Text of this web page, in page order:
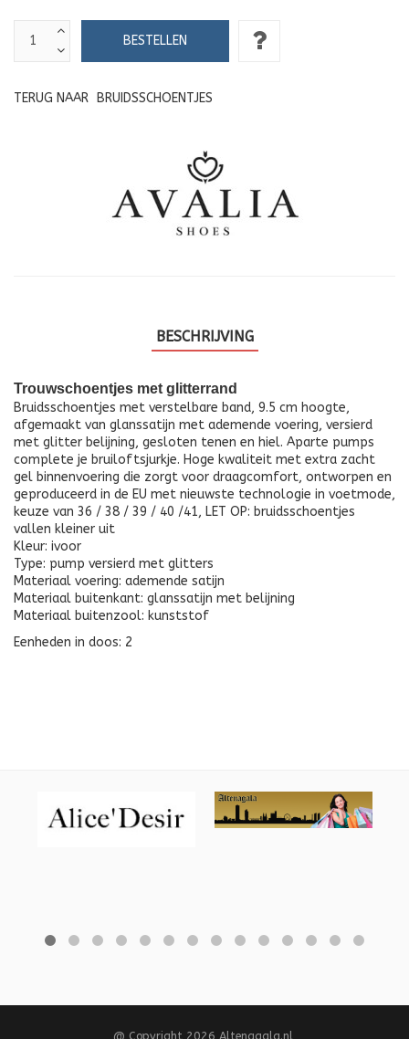
TERUG NAAR BRUIDSSCHOENTJES
BESCHRIJVING
Trouwschoentjes met glitterrand
Bruidsschoentjes met verstelbare band, 9.5 cm hoogte,
afgemaakt van glanssatijn met ademende voering, versierd
met glitter belijning, gesloten tenen en hiel. Aparte pumps
complete je bruiloftsjurkje. Hoge kwaliteit met extra zacht
gel binnenvoering die zorgt voor draagcomfort, ontworpen en
geproduceerd in de EU met nieuwste technologie in voetmode,
keuze van 36 / 38 / 39 / 40 /41, LET OP: bruidsschoentjes
vallen kleiner uit
Kleur: ivoor
Type: pump versierd met glitters
Materiaal voering: ademende satijn
Materiaal buitenkant: glanssatijn met belijning
Materiaal buitenzool: kunststof
Eenheden in doos: 2
@ Copyright 2026 Altenagala.nl